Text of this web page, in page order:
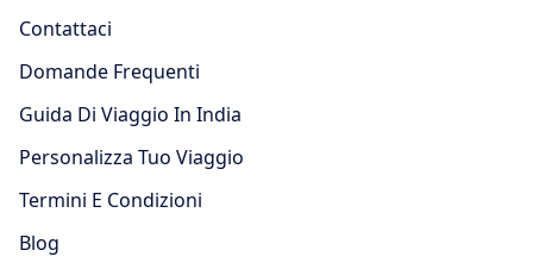
Contattaci
Domande Frequenti
Guida Di Viaggio In India
Personalizza Tuo Viaggio
Termini E Condizioni
Blog